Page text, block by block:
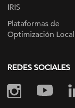
IRIS
Plataformas de
Optimización Local
REDES SOCIALES